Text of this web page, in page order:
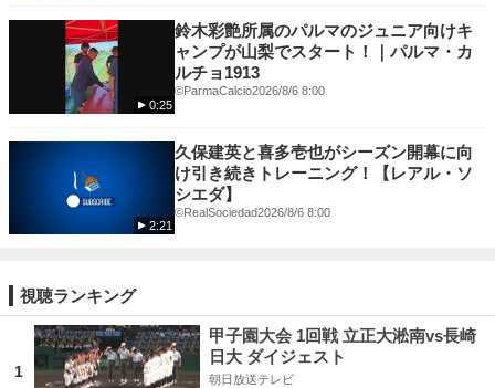
0:25
鈴木彩艶所属のパルマのジュニア向けキ
ャンプが山梨でスタート！｜パルマ・カ
ルチョ1913
©️ParmaCalcio2026/8/6 8:00
2:21
久保建英と喜多壱也がシーズン開幕に向
け引き続きトレーニング！【レアル・ソ
シエダ】
©RealSociedad2026/8/6 8:00
視聴ランキング
1
甲子園大会 1回戦 立正大淞南vs長崎
日大 ダイジェスト
朝日放送テレビ